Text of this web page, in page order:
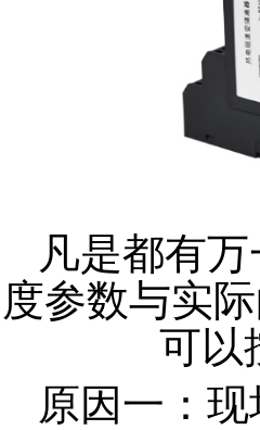
凡是都有
度参数与实
可以
原因一：